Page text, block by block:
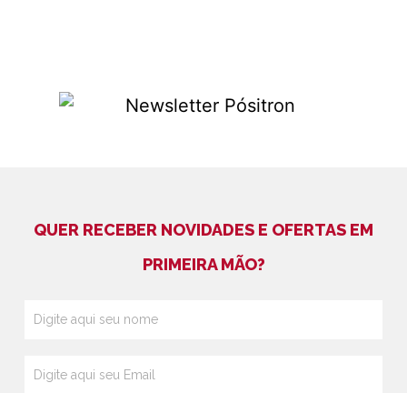
QUER RECEBER NOVIDADES E OFERTAS EM
PRIMEIRA MÃO?